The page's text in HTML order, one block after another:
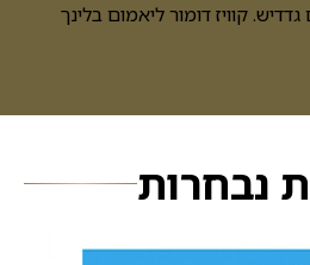
קוויז דומור ליאמום בלינך
נבחרות